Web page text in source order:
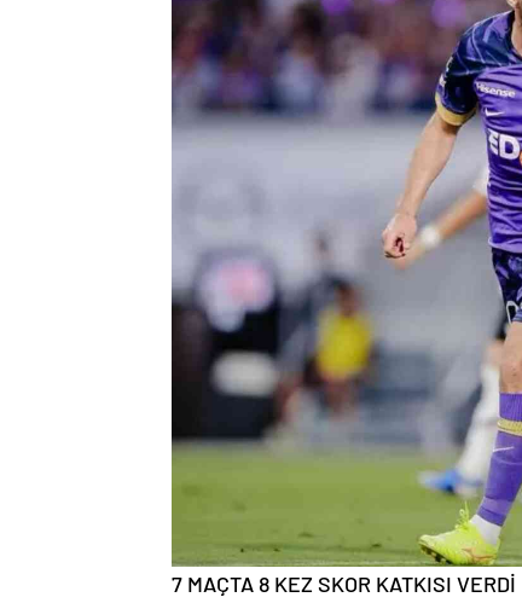
7 MAÇTA 8 KEZ SKOR KATKISI VERDİ